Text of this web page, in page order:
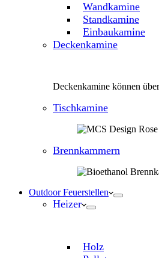
Wandkamine
Standkamine
Einbaukamine
Deckenkamine
Deckenkamine können
Tischkamine
Brennkammern
Outdoor Feuerstellen
Heizer
Holz